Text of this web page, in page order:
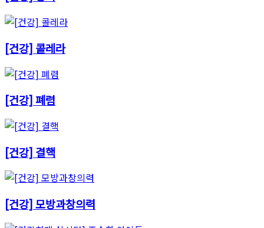
[건강] 콜레라
[건강] 폐렴
[건강] 결핵
[건강] 모방과창의력